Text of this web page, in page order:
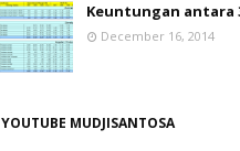
Keuntungan antara
December 16, 2014
YOUTUBE MUDJISANTOSA